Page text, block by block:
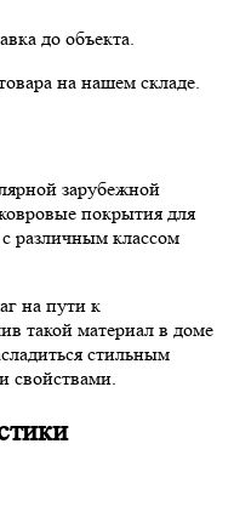
до объекта.
на нашем складе.
зарубежной
покрытия для
различным классом
на пути к
такой материал в доме
стильным
свойствами.